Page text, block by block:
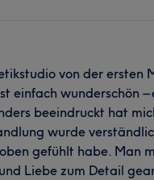
von der ersten
einfach wunderschön
beeindruckt hat
wurde
gefühlt habe. Man
Liebe zum Detail